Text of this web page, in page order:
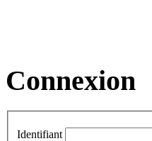
Connexion
Identifiant